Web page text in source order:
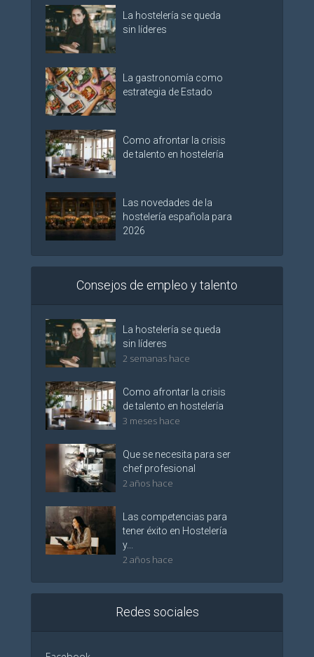
La hostelería se queda
sin líderes
La gastronomía como
estrategia de Estado
Como afrontar la crisis
de talento en hostelería
Las novedades de la
hostelería española para
2026
Consejos de empleo y talento
La hostelería se queda
sin líderes
2 semanas hace
Como afrontar la crisis
de talento en hostelería
3 meses hace
Que se necesita para ser
chef profesional
2 años hace
Las competencias para
tener éxito en Hostelería
y...
2 años hace
Redes sociales